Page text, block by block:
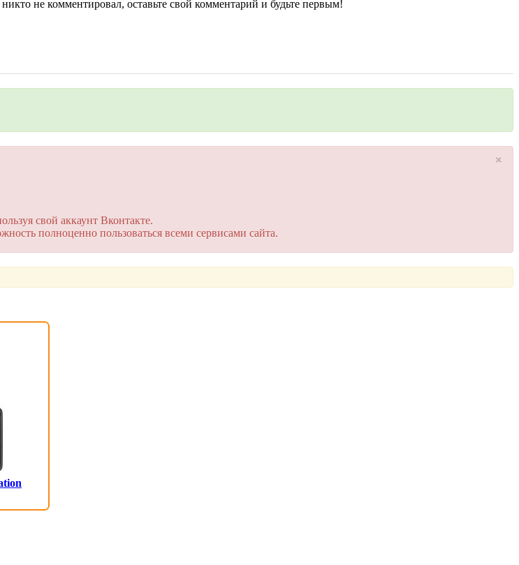
не комментировал, оставьте свой комментарий и будьте первым!
×
свой аккаунт Вконтакте.
полноценно пользоваться всеми сервисами сайта.